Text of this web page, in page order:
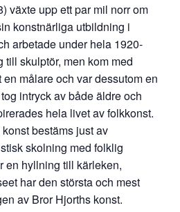
växte upp ett par mil norr om
konstnärliga utbildning i
arbetade under hela 1920-
skulptör, men kom med
målare och var dessutom en
intryck av både äldre och
hela livet av folkkonst.
bestäms just av
skolning med folklig
en hyllning till kärleken,
har den största och mest
av Bror Hjorths konst.